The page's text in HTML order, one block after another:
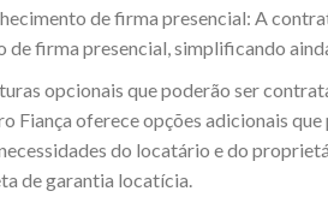
de firma presencial: A
de firma presencial, simplificando
opcionais que poderão ser
Fiança oferece opções adicionais
do locatário e do
de garantia locatícia.